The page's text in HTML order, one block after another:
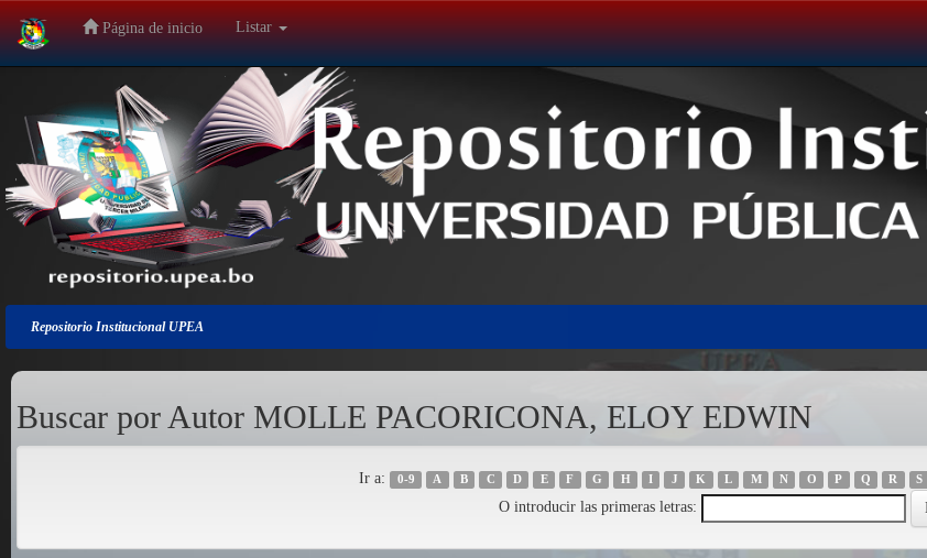
Salir
navegación
Página de inicio Listar
Repositorio Institucional UPEA
Buscar por Autor MOLLE PACORICONA, ELOY EDWIN
Ir a: 0-9 A B C D E F G H I J K L M N O P Q R S
O introducir las primeras letras: